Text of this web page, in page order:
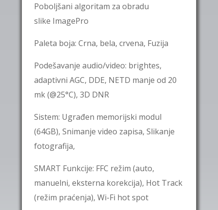
Poboljšani algoritam za obradu
slike ImagePro
Paleta boja: Crna, bela, crvena, Fuzija
Podešavanje audio/video: brightes,
adaptivni AGC, DDE, NETD manje od 20
mk (@25°C), 3D DNR
Sistem: Ugrađen memorijski modul
(64GB), Snimanje video zapisa, Slikanje
fotografija,
SMART Funkcije: FFC režim (auto,
manuelni, eksterna korekcija), Hot Track
(režim praćenja), Wi-Fi hot spot